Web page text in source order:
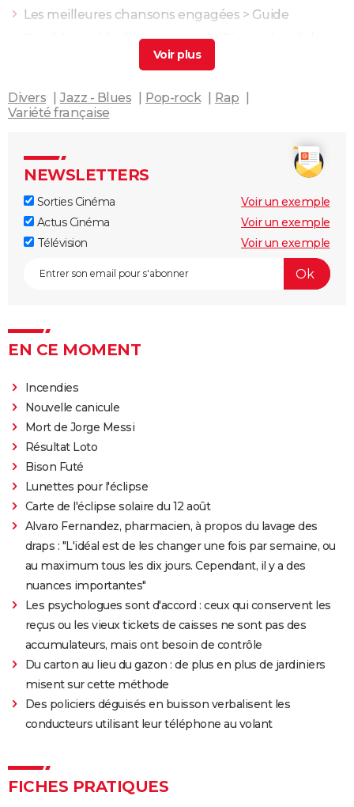
Les meilleures chansons engagées > Guide
Carol Arnauld : chansons, mort... Biographie de la
chanteuse des années 80> Guide
une "intimité privée divulguée" > Guide
Divers Jazz - Blues Pop-rock
Rap
Variété française
NEWSLETTERS
Sorties Cinéma
Voir un exemple
Actus Cinéma
Voir un exemple
Télévision
Voir un exemple
EN CE MOMENT
Incendies
Nouvelle canicule
Mort de Jorge Messi
Résultat Loto
Bison Futé
Lunettes pour l'éclipse
Carte de l'éclipse solaire du 12 août
Alvaro Fernandez, pharmacien, à propos du lavage des
draps : "L'idéal est de les changer une fois par semaine, ou
au maximum tous les dix jours. Cependant, il y a des
nuances importantes"
Les psychologues sont d'accord : ceux qui conservent les
reçus ou les vieux tickets de caisses ne sont pas des
accumulateurs, mais ont besoin de contrôle
Du carton au lieu du gazon : de plus en plus de jardiniers
misent sur cette méthode
Des policiers déguisés en buisson verbalisent les
conducteurs utilisant leur téléphone au volant
FICHES PRATIQUES